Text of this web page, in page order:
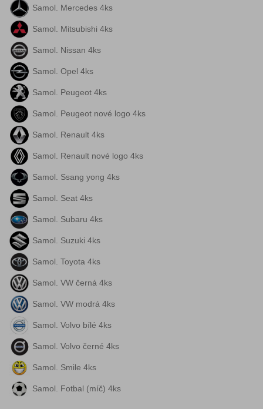
Samol. Mercedes 4ks
Samol. Mitsubishi 4ks
Samol. Nissan 4ks
Samol. Opel 4ks
Samol. Peugeot 4ks
Samol. Peugeot nové logo 4ks
Samol. Renault 4ks
Samol. Renault nové logo 4ks
Samol. Ssang yong 4ks
Samol. Seat 4ks
Samol. Subaru 4ks
Samol. Suzuki 4ks
Samol. Toyota 4ks
Samol. VW černá 4ks
Samol. VW modrá 4ks
Samol. Volvo bílé 4ks
Samol. Volvo černé 4ks
Samol. Smile 4ks
Samol. Fotbal (míč) 4ks